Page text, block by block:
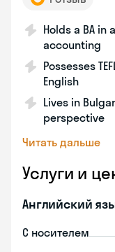
Holds a BA in
accounting
Possesses
English
Lives in
perspective
Читать дальше
Услуги и
Английский
С носителем